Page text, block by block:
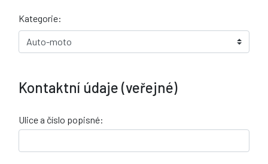
Kategorie:
Kontaktní údaje (veřejné)
Ulice a číslo popisné: